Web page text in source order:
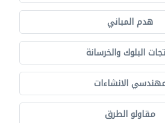
هدم المباني
البلوك والخرسانة
الانشاءات
مقاولو الطرق